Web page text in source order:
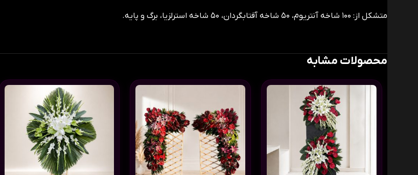
متشکل از: ۱۰۰ شاخه آنتریوم، ۵۰ شاخه آفتابگردان، ۵۰ شاخه استرلزیا، برگ و پایه.
محصولات مشابه